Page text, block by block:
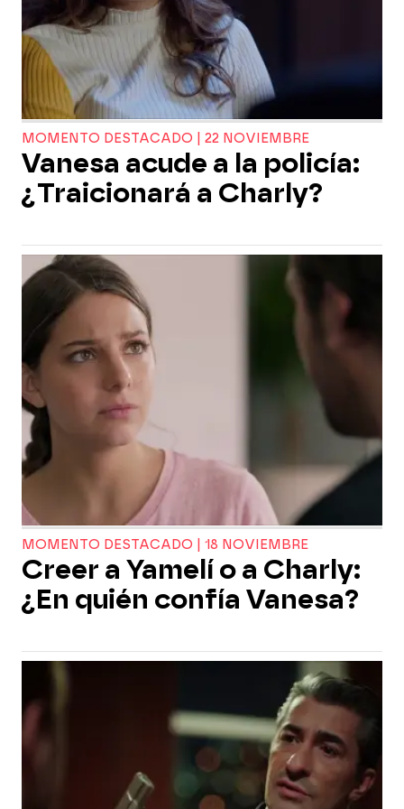
MOMENTO DESTACADO | 22 NOVIEMBRE
Vanesa acude a la policía:
¿Traicionará a Charly?
MOMENTO DESTACADO | 18 NOVIEMBRE
Creer a Yamelí o a Charly:
¿En quién confía Vanesa?